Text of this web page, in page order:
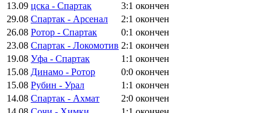
13.09 цска - Спартак 3:1 окончен
29.08 Спартак - Арсенал 2:1 окончен
26.08 Ротор - Спартак 0:1 окончен
23.08 Спартак - Локомотив 2:1 окончен
19.08 Уфа - Спартак 1:1 окончен
15.08 Динамо - Ротор 0:0 окончен
15.08 Рубин - Урал 1:1 окончен
14.08 Спартак - Ахмат 2:0 окончен